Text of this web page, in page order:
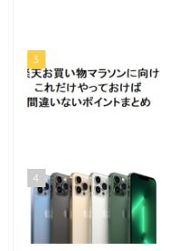
3
4